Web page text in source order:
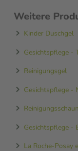
Weitere
Kinder Duschgel
Gesichtspflege -
Reinigungsgel
Gesichtspflege -
Gesichtspflege -
La Roche-Posay